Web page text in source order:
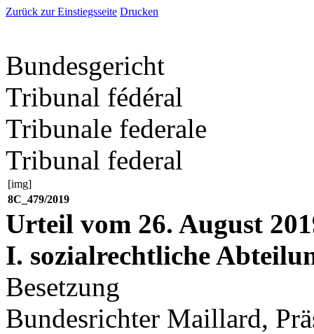
Zurück zur Einstiegsseite Drucken
Bundesgericht
Tribunal fédéral
Tribunale federale
Tribunal federal
[img]
8C_479/2019
Urteil vom 26. August
I. sozialrechtliche
Besetzung
Bundesrichter Maillard,